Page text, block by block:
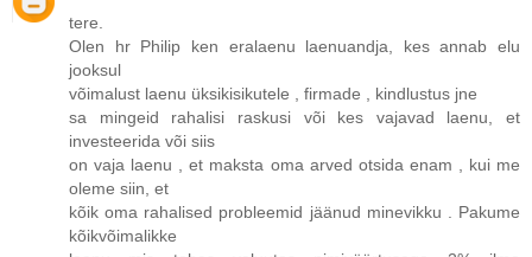
tere.
Olen hr Philip ken eralaenu laenuandja, kes annab elu
jooksul
võimalust laenu üksikisikutele , firmade , kindlustus jne
sa mingeid rahalisi raskusi või kes vajavad laenu, et
investeerida või siis
on vaja laenu , et maksta oma arved otsida enam , kui me
oleme siin, et
kõik oma rahalised probleemid jäänud minevikku . Pakume
kõikvõimalikke